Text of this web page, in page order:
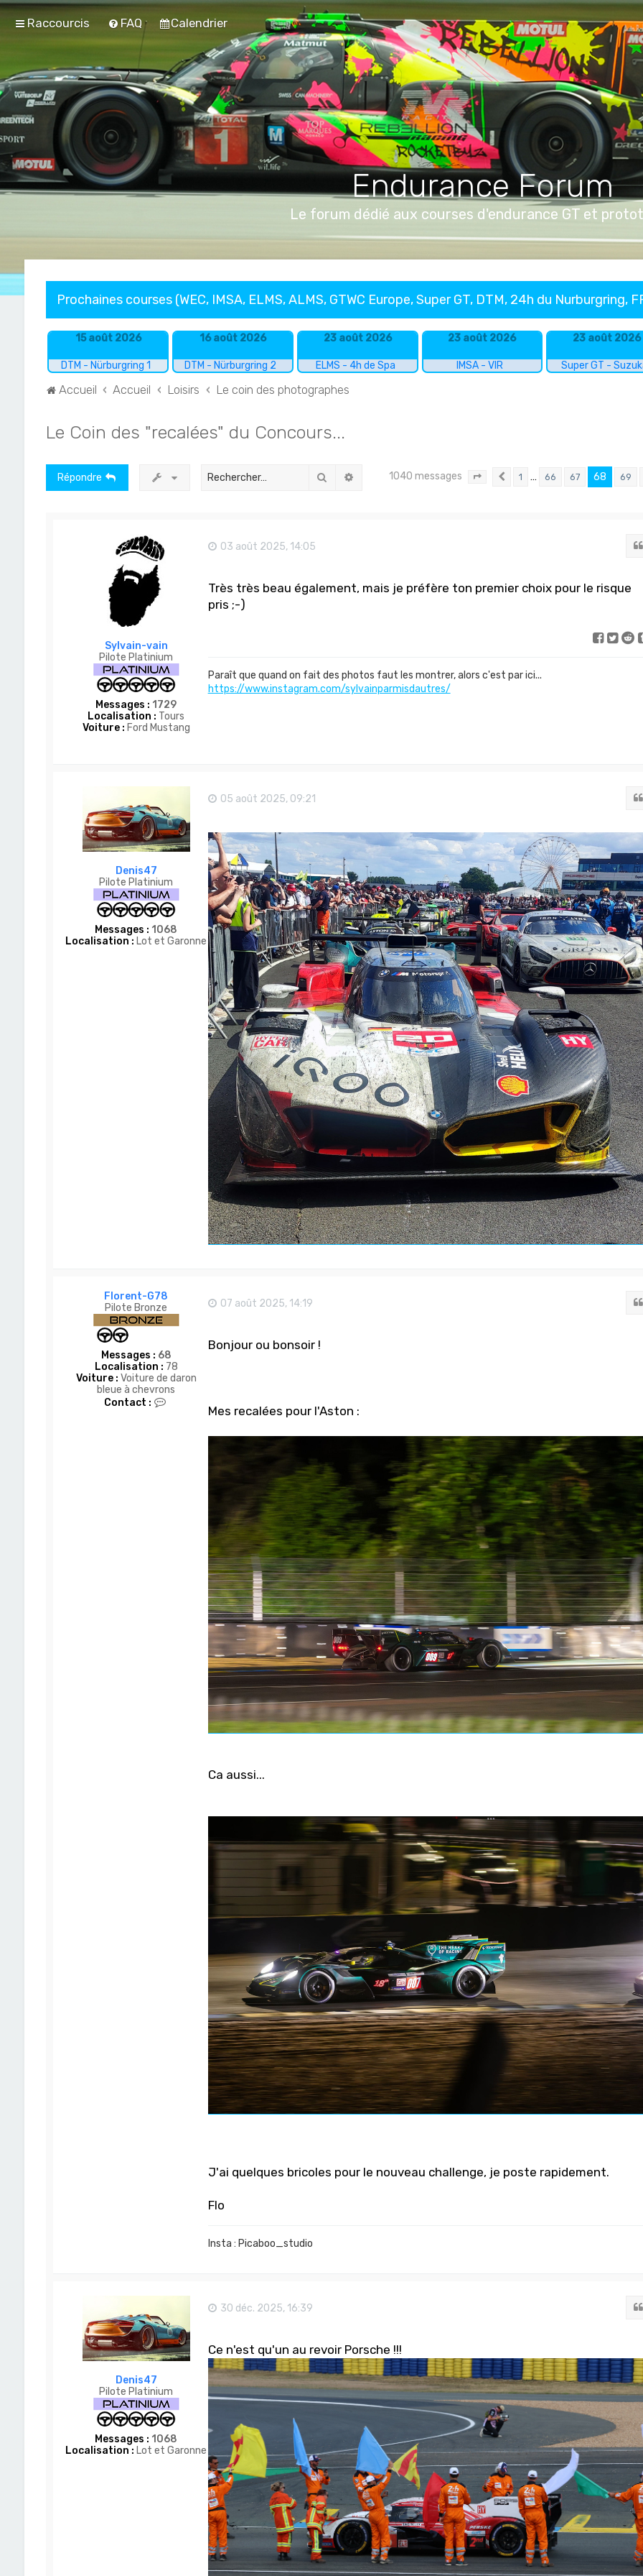
Raccourcis FAQ Calendrier
Endurance Forum
Le forum dédié aux courses d'endurance GT et
Prochaines courses (WEC, IMSA, ELMS, ALMS, GTWC Europe, Super GT, DTM, 24h du Nurburgring,
15 août 2026
DTM - Nürburgring 1
16 août 2026
DTM - Nürburgring 2
23 août 2026
ELMS - 4h de Spa
23 août 2026
IMSA - VIR
23 août 2026
Super GT -
Accueil Accueil Loisirs Le coin des photographes
Le Coin des "recalées" du Concours...
Répondre RechercherRecherche avancée
1040 messages Page 68sur 70
Précédent
1 … 66 67 68 69
Sylvain-vain
Pilote Platinium
Messages : 1729
Localisation : Tours
Voiture : Ford Mustang
03 août 2025, 14:05
Très très beau également, mais je préfère ton premier choix pour le risque
pris ;-)
Paraît que quand on fait des photos faut les montrer, alors c'est par ici...
https://www.instagram.com/sylvainparmisdautres/
Denis47
Pilote Platinium
Messages : 1068
Localisation : Lot et Garonne
05 août 2025, 09:21
Florent-G78
Pilote Bronze
Messages : 68
Localisation : 78
Voiture : Voiture de daron
bleue à chevrons
Contact :
07 août 2025, 14:19
Bonjour ou bonsoir !
Mes recalées pour l'Aston :
Ca aussi...
J'ai quelques bricoles pour le nouveau challenge, je poste rapidement.
Flo
Insta : Picaboo_studio
Denis47
Pilote Platinium
Messages : 1068
Localisation : Lot et Garonne
30 déc. 2025, 16:39
Ce n'est qu'un au revoir Porsche !!!